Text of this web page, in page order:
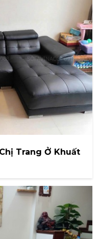
Trang Ở Khuất